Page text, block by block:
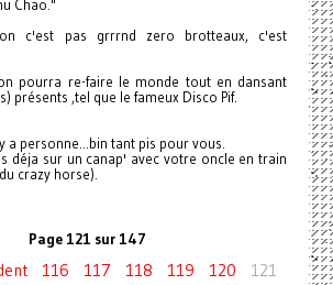
Chao."
c'est pas grrrnd zero brotteaux, c'est
pourra re-faire le monde tout en dansant
présents ,tel que le fameux Disco Pif.
a personne...bin tant pis pour vous.
déja sur un canap' avec votre oncle en train
crazy horse).
Page 121 sur 147
116 117 118 119 120
121